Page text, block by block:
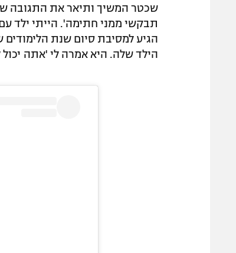
שכטר המשיך ותיאר את התגובה
תבקשי ממני חתימה'. הייתי ילד
הגיע למסיבת סיום שנת
הילד שלה. היא אמרה לי 'אתה